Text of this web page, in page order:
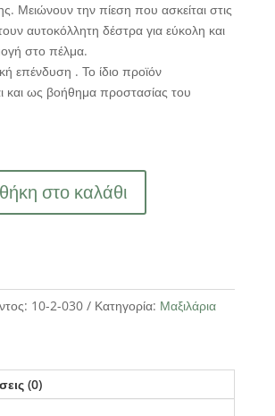
Μειώνουν την πίεση που ασκείται στις
αυτοκόλλητη δέστρα για εύκολη και
στο πέλμα.
επένδυση . Το ίδιο προϊόν
και ως βοήθημα προστασίας του
στο καλάθι
10-2-030 Κατηγορία: Μαξιλάρια
(0)